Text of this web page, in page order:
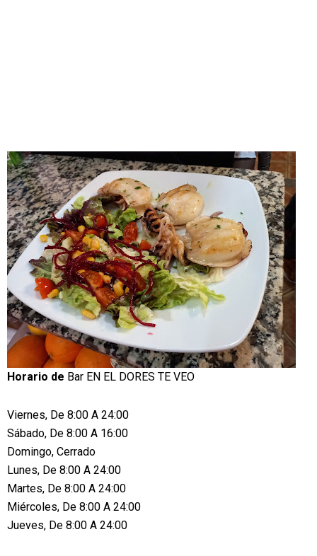
Horario de Bar EN EL DORES TE VEO
Viernes, De 8:00 A 24:00
Sábado, De 8:00 A 16:00
Domingo, Cerrado
Lunes, De 8:00 A 24:00
Martes, De 8:00 A 24:00
Miércoles, De 8:00 A 24:00
Jueves, De 8:00 A 24:00